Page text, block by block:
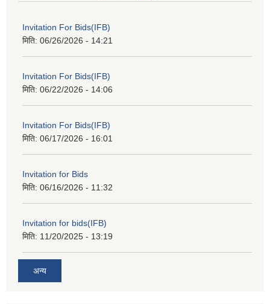
Invitation For Bids(IFB)
मिति: 06/26/2026 - 14:21
Invitation For Bids(IFB)
मिति: 06/22/2026 - 14:06
Invitation For Bids(IFB)
मिति: 06/17/2026 - 16:01
Invitation for Bids
मिति: 06/16/2026 - 11:32
Invitation for bids(IFB)
मिति: 11/20/2025 - 13:19
अन्य